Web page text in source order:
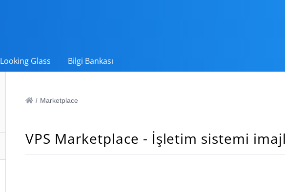
Looking Glass Bilgi Bankası
/ Marketplace
VPS Marketplace - İşletim sistemi